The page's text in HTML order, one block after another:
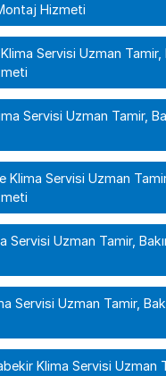
Hizmeti
Servisi Uzman Tamir,
Servisi Uzman Tamir,
Klima Servisi Uzman
Servisi Uzman Tamir,
Servisi Uzman Tamir,
Klima Servisi Uzman